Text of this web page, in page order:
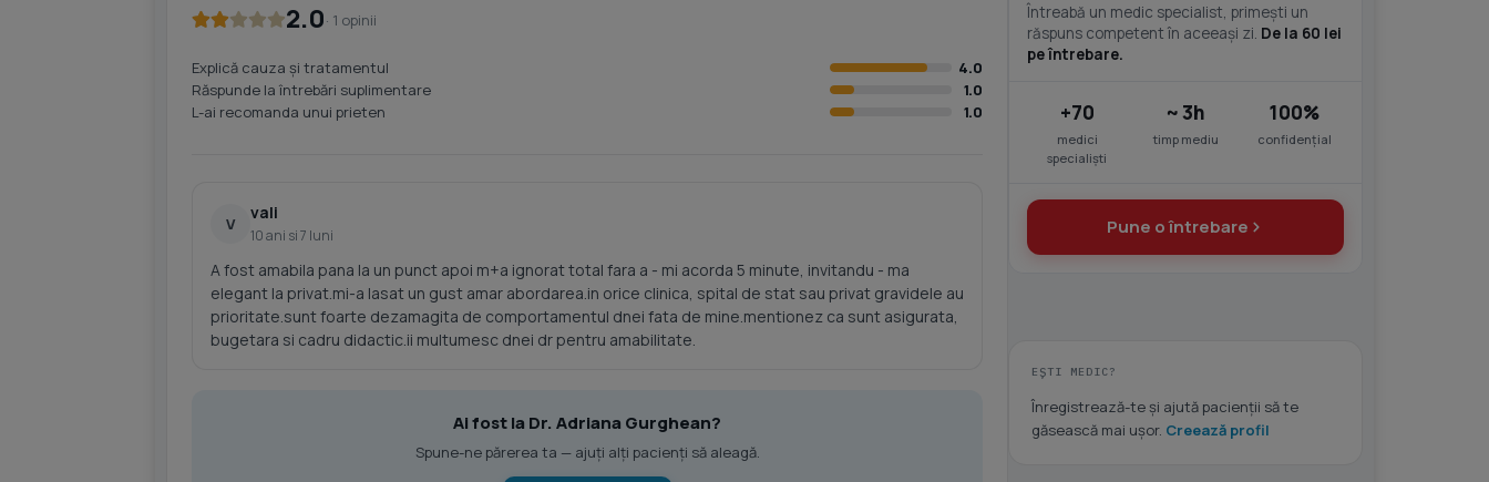
2.0· 1 opinii
Explică cauza și tratamentul
4.0
Răspunde la întrebări suplimentare
1.0
L-ai recomanda unui prieten
1.0
V
vali
10 ani si 7 luni
A fost amabila pana la un punct apoi m+a ignorat total fara a - mi acorda 5 minute, invitandu - ma
elegant la privat.mi-a lasat un gust amar abordarea.in orice clinica, spital de stat sau privat gravidele au
prioritate.sunt foarte dezamagita de comportamentul dnei fata de mine.mentionez ca sunt asigurata,
bugetara si cadru didactic.ii multumesc dnei dr pentru amabilitate.
Ai fost la Dr. Adriana Gurghean?
Spune-ne părerea ta — ajuți alți pacienți să aleagă.
Întreabă un medic specialist, primești un
răspuns competent în aceeași zi. De la 60 lei
pe întrebare.
+70
medici
specialiști
~ 3h
timp mediu
100%
confidențial
Pune o întrebare
EȘTI MEDIC?
Înregistrează-te și ajută pacienții să te
găsească mai ușor. Creează profil